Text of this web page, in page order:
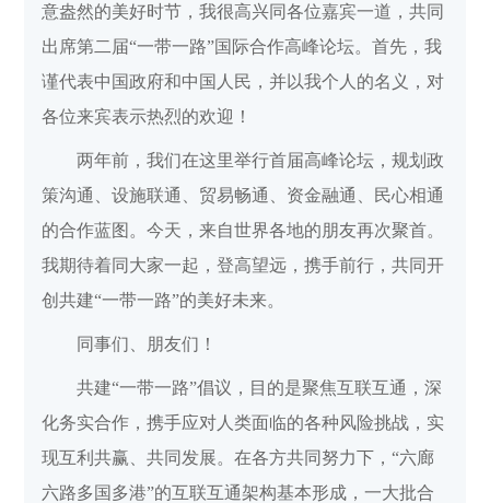
意盎然的美好时节，我很高兴同各位嘉宾一道，共同
出席第二届“一带一路”国际合作高峰论坛。首先，我
谨代表中国政府和中国人民，并以我个人的名义，对
各位来宾表示热烈的欢迎！
两年前，我们在这里举行首届高峰论坛，规划政
策沟通、设施联通、贸易畅通、资金融通、民心相通
的合作蓝图。今天，来自世界各地的朋友再次聚首。
我期待着同大家一起，登高望远，携手前行，共同开
创共建“一带一路”的美好未来。
同事们、朋友们！
共建“一带一路”倡议，目的是聚焦互联互通，深
化务实合作，携手应对人类面临的各种风险挑战，实
现互利共赢、共同发展。在各方共同努力下，“六廊
六路多国多港”的互联互通架构基本形成，一大批合